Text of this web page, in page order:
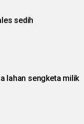
sedih
lahan sengketa milik